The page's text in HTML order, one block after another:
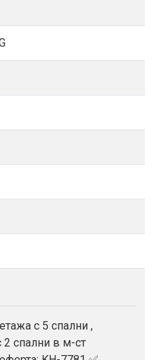
с 5 спални ,
2 спални в м-ст